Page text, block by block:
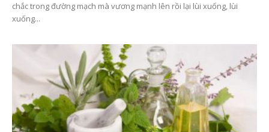
chắc trong đường mạch mà vương mạnh lên rồi lại lùi xuống, lùi
xuống...